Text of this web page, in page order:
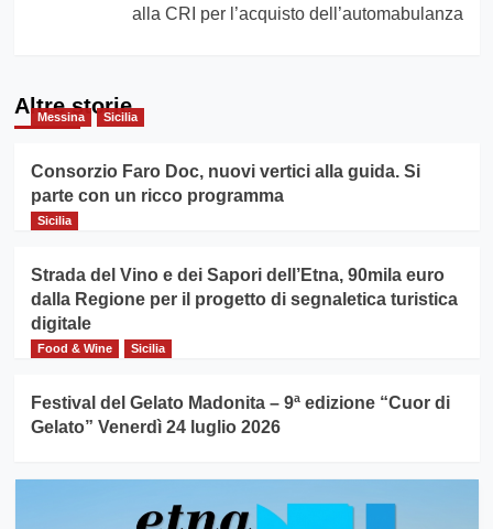
alla CRI per l’acquisto dell’automabulanza
Altre storie
Messina Sicilia
Consorzio Faro Doc, nuovi vertici alla guida. Si
parte con un ricco programma
Sicilia
Strada del Vino e dei Sapori dell’Etna, 90mila euro
dalla Regione per il progetto di segnaletica turistica
digitale
Food & Wine Sicilia
Festival del Gelato Madonita – 9ª edizione “Cuor di
Gelato” Venerdì 24 luglio 2026